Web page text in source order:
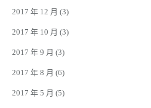
2017 年 12 月 (3)
2017 年 10 月 (3)
2017 年 9 月 (3)
2017 年 8 月 (6)
2017 年 5 月 (5)